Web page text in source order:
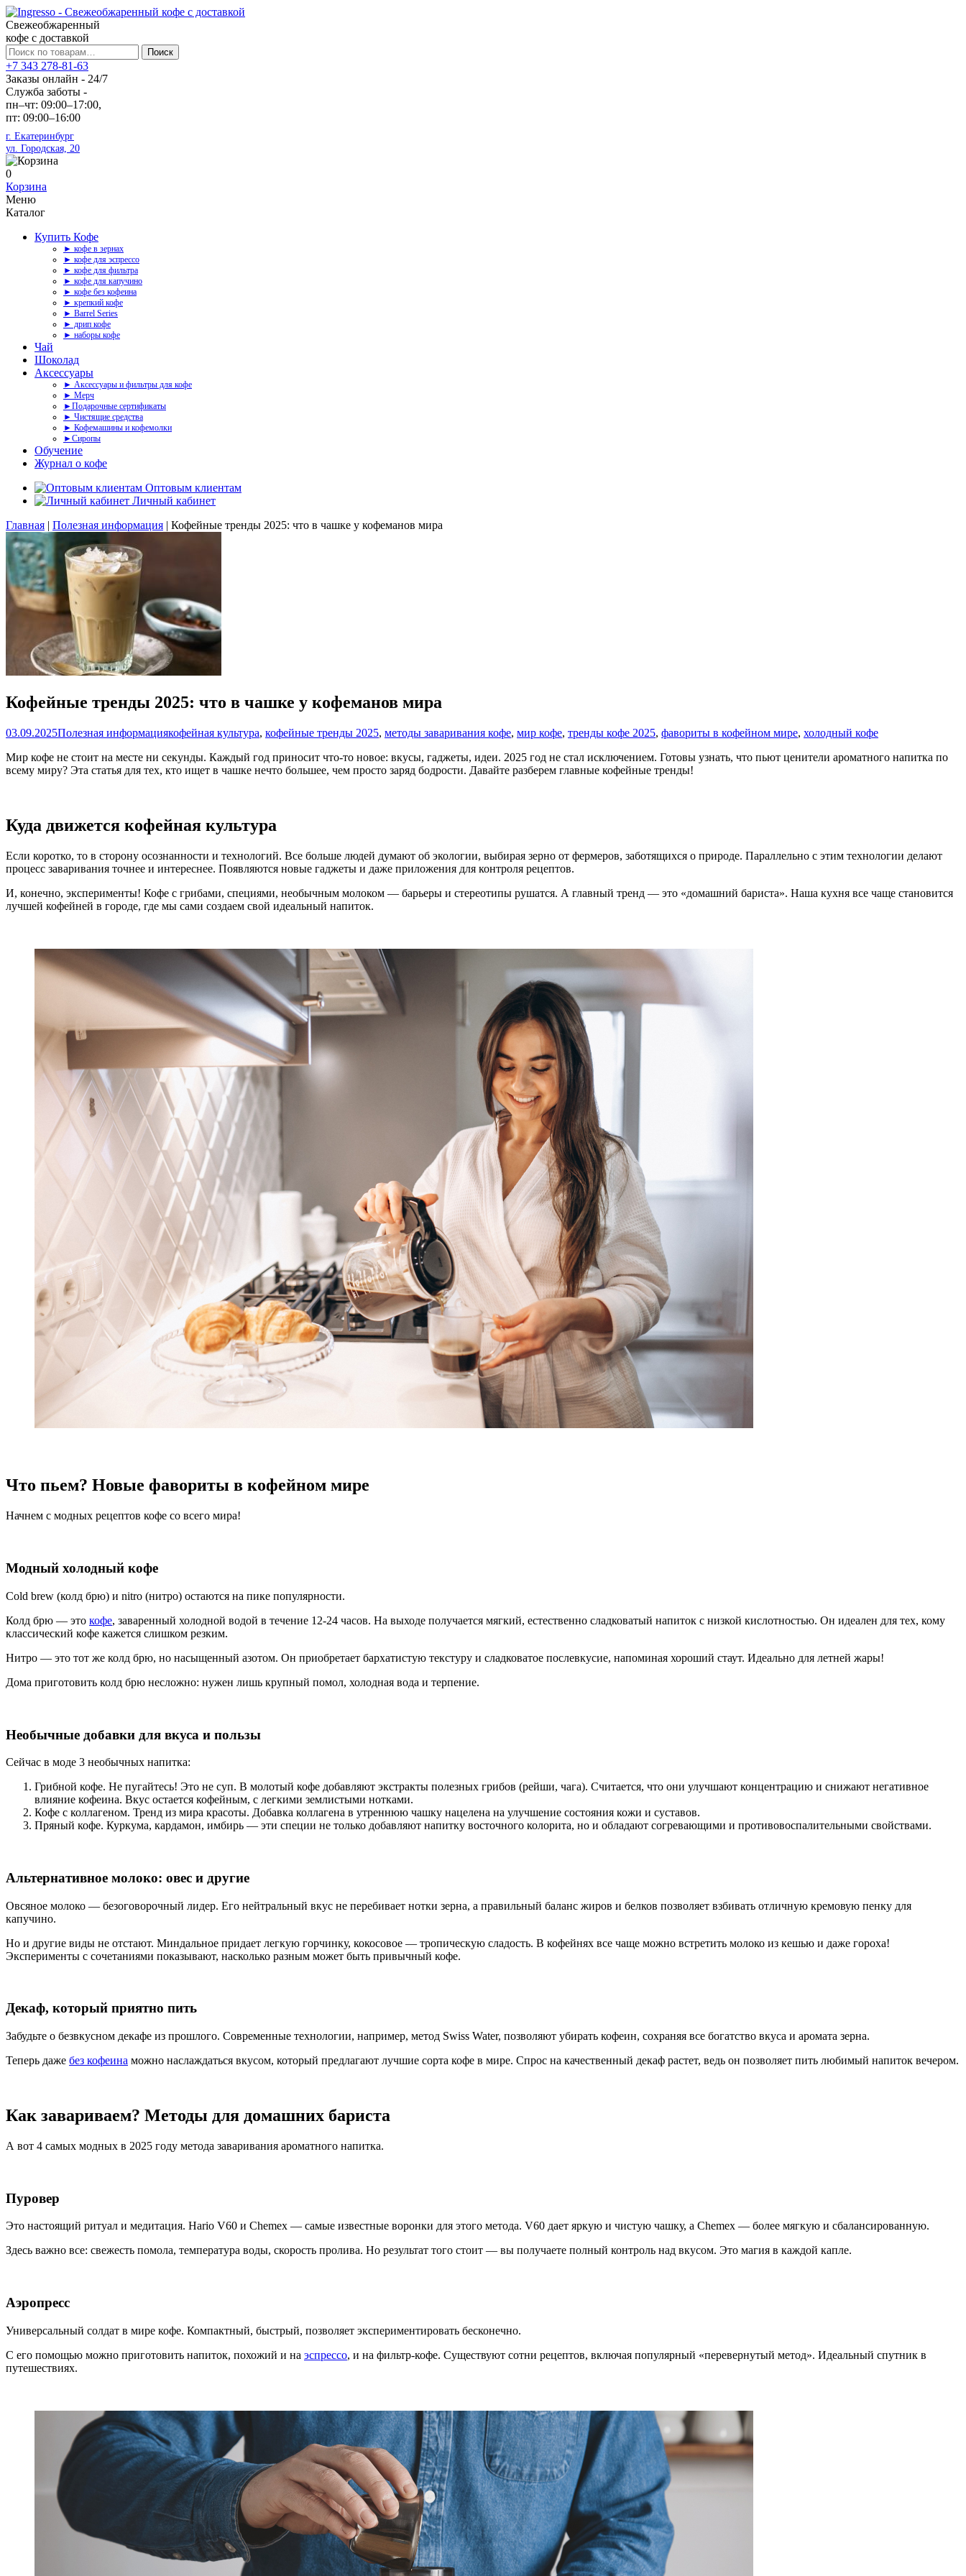
Свежеобжаренный
кофе с доставкой
Искать:
Поиск
+7 343 278-81-63
Заказы онлайн - 24/7
Служба заботы -
пн–чт: 09:00–17:00,
пт: 09:00–16:00
г. Екатеринбург
ул. Городская, 20
0
Корзина
Меню
Каталог
Купить Кофе
► кофе в зернах
► кофе для эспрессо
► кофе для фильтра
► кофе для капучино
► кофе без кофеина
► крепкий кофе
► Barrel Series
► дрип кофе
► наборы кофе
Чай
Шоколад
Аксессуары
► Аксессуары и фильтры для кофе
► Мерч
►Подарочные сертификаты
► Чистящие средства
► Кофемашины и кофемолки
►Сиропы
Обучение
Журнал о кофе
Оптовым клиентам
Личный кабинет
Главная | Полезная информация | Кофейные тренды 2025: что в чашке у кофеманов мира
Кофейные тренды 2025: что в чашке у кофеманов мира
03.09.2025Полезная информациякофейная культура, кофейные тренды 2025, методы заваривания кофе, мир кофе, тренды кофе 2025, фавориты в кофейном мире, холодный кофе
Мир кофе не стоит на месте ни секунды. Каждый год приносит что-то новое: вкусы, гаджеты, идеи. 2025 год не стал исключением. Готовы узнать, что пьют ценители ароматного напитка по
всему миру? Эта статья для тех, кто ищет в чашке нечто большее, чем просто заряд бодрости. Давайте разберем главные кофейные тренды!
Куда движется кофейная культура
Если коротко, то в сторону осознанности и технологий. Все больше людей думают об экологии, выбирая зерно от фермеров, заботящихся о природе. Параллельно с этим технологии делают
процесс заваривания точнее и интереснее. Появляются новые гаджеты и даже приложения для контроля рецептов.
И, конечно, эксперименты! Кофе с грибами, специями, необычным молоком — барьеры и стереотипы рушатся. А главный тренд — это «домашний бариста». Наша кухня все чаще становится
лучшей кофейней в городе, где мы сами создаем свой идеальный напиток.
Что пьем? Новые фавориты в кофейном мире
Начнем с модных рецептов кофе со всего мира!
Модный холодный кофе
Cold brew (колд брю) и nitro (нитро) остаются на пике популярности.
Колд брю — это кофе, заваренный холодной водой в течение 12-24 часов. На выходе получается мягкий, естественно сладковатый напиток с низкой кислотностью. Он идеален для тех, кому
классический кофе кажется слишком резким.
Нитро — это тот же колд брю, но насыщенный азотом. Он приобретает бархатистую текстуру и сладковатое послевкусие, напоминая хороший стаут. Идеально для летней жары!
Дома приготовить колд брю несложно: нужен лишь крупный помол, холодная вода и терпение.
Необычные добавки для вкуса и пользы
Сейчас в моде 3 необычных напитка:
Грибной кофе. Не пугайтесь! Это не суп. В молотый кофе добавляют экстракты полезных грибов (рейши, чага). Считается, что они улучшают концентрацию и снижают негативное
влияние кофеина. Вкус остается кофейным, с легкими землистыми нотками.
Кофе с коллагеном. Тренд из мира красоты. Добавка коллагена в утреннюю чашку нацелена на улучшение состояния кожи и суставов.
Пряный кофе. Куркума, кардамон, имбирь — эти специи не только добавляют напитку восточного колорита, но и обладают согревающими и противовоспалительными свойствами.
Альтернативное молоко: овес и другие
Овсяное молоко — безоговорочный лидер. Его нейтральный вкус не перебивает нотки зерна, а правильный баланс жиров и белков позволяет взбивать отличную кремовую пенку для
капучино.
Но и другие виды не отстают. Миндальное придает легкую горчинку, кокосовое — тропическую сладость. В кофейнях все чаще можно встретить молоко из кешью и даже гороха!
Эксперименты с сочетаниями показывают, насколько разным может быть привычный кофе.
Декаф, который приятно пить
Забудьте о безвкусном декафе из прошлого. Современные технологии, например, метод Swiss Water, позволяют убирать кофеин, сохраняя все богатство вкуса и аромата зерна.
Теперь даже без кофеина можно наслаждаться вкусом, который предлагают лучшие сорта кофе в мире. Спрос на качественный декаф растет, ведь он позволяет пить любимый напиток вечером.
Как завариваем? Методы для домашних бариста
А вот 4 самых модных в 2025 году метода заваривания ароматного напитка.
Пуровер
Это настоящий ритуал и медитация. Hario V60 и Chemex — самые известные воронки для этого метода. V60 дает яркую и чистую чашку, а Chemex — более мягкую и сбалансированную.
Здесь важно все: свежесть помола, температура воды, скорость пролива. Но результат того стоит — вы получаете полный контроль над вкусом. Это магия в каждой капле.
Аэропресс
Универсальный солдат в мире кофе. Компактный, быстрый, позволяет экспериментировать бесконечно.
С его помощью можно приготовить напиток, похожий и на эспрессо, и на фильтр-кофе. Существуют сотни рецептов, включая популярный «перевернутый метод». Идеальный спутник в
путешествиях.